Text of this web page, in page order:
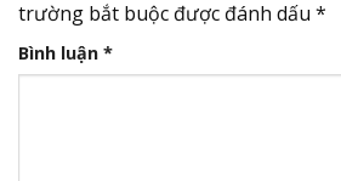
trường bắt buộc được đánh dấu *
Bình luận *